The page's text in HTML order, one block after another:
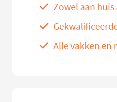
Zowel aan
Alle vakken en